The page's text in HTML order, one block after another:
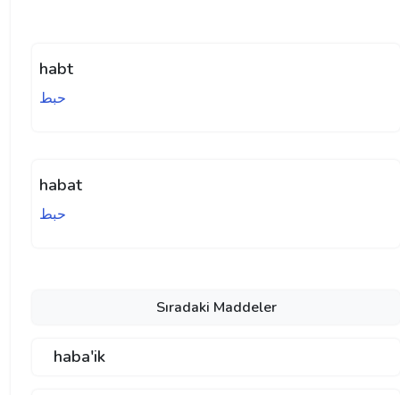
habt
حبط
habat
حبط
Sıradaki Maddeler
haba'ik